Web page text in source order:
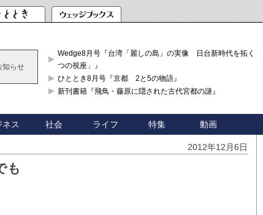
知らせ
Wedge8月号『台湾「麗しの島」の実像 日台新時代を拓く「3
つの視座」』
ひととき8月号『京都 2と5の物語』
新刊書籍『飛鳥・藤原に隠された古代宮都の謎』
ネス 社会 ライフ 特集 動画
2012年12月6日
も